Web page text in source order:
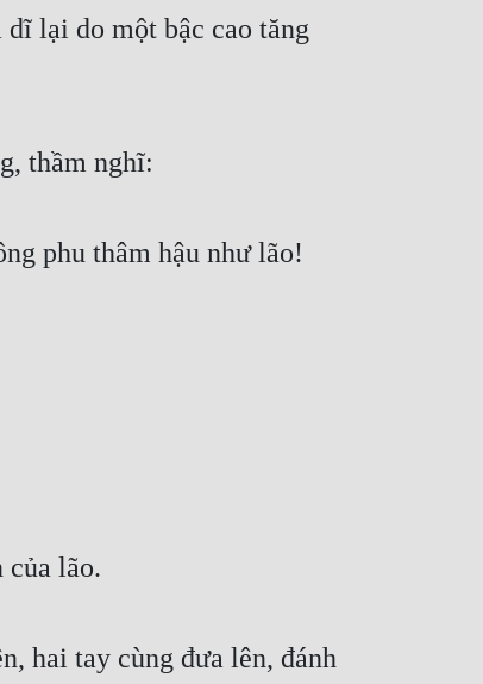
lại do một bậc cao tăng
thầm nghĩ:
phu thâm hậu như lão!
của lão.
hai tay cùng đưa lên, đánh